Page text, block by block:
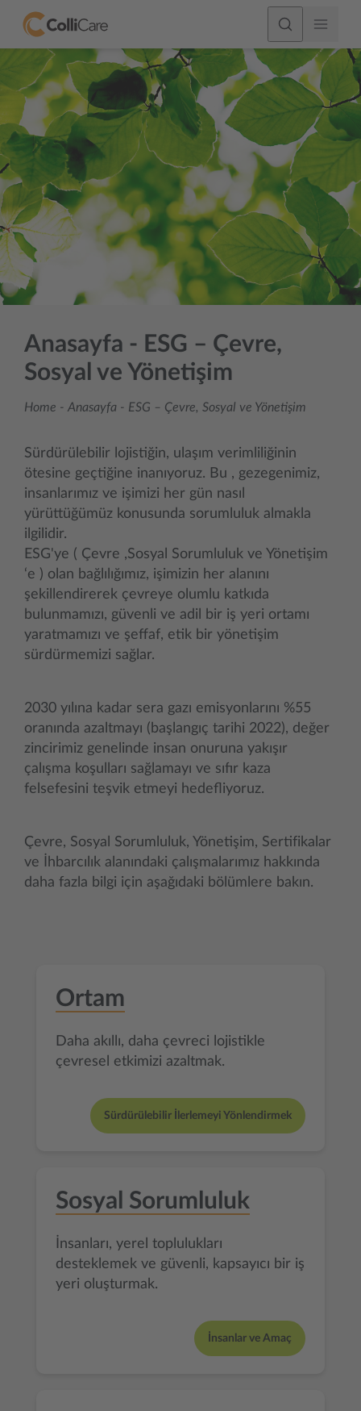
Anasayfa - ESG – Çevre,
Sosyal ve Yönetişim
Home - Anasayfa - ESG – Çevre, Sosyal ve Yönetişim
Sürdürülebilir lojistiğin, ulaşım verimliliğinin
ötesine geçtiğine inanıyoruz. Bu , gezegenimiz,
insanlarımız ve işimizi her gün nasıl
yürüttüğümüz konusunda sorumluluk almakla
ilgilidir.
ESG'ye ( Çevre ,Sosyal Sorumluluk ve Yönetişim
‘e ) olan bağlılığımız, işimizin her alanını
şekillendirerek çevreye olumlu katkıda
bulunmamızı, güvenli ve adil bir iş yeri ortamı
yaratmamızı ve şeffaf, etik bir yönetişim
sürdürmemizi sağlar.
2030 yılına kadar sera gazı emisyonlarını %55
oranında azaltmayı (başlangıç tarihi 2022), değer
zincirimiz genelinde insan onuruna yakışır
çalışma koşulları sağlamayı ve sıfır kaza
felsefesini teşvik etmeyi hedefliyoruz.
Çevre, Sosyal Sorumluluk, Yönetişim, Sertifikalar
ve İhbarcılık alanındaki çalışmalarımız hakkında
daha fazla bilgi için aşağıdaki bölümlere bakın.
Ortam
Daha akıllı, daha çevreci lojistikle
çevresel etkimizi azaltmak.
Sürdürülebilir İlerlemeyi Yönlendirmek
Sosyal Sorumluluk
İnsanları, yerel toplulukları
desteklemek ve güvenli, kapsayıcı bir iş
yeri oluşturmak.
İnsanlar ve Amaç